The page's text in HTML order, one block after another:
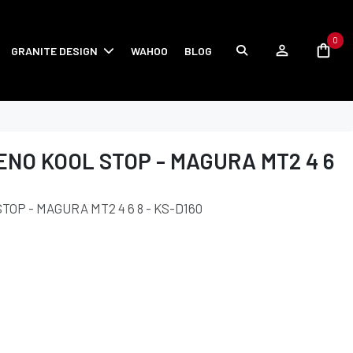
GRANITE DESIGN WAHOO BLOG
0
KOOL STOP - MAGURA MT2 4 6
- MAGURA MT2 4 6 8 - KS-D160